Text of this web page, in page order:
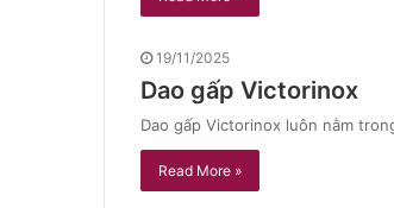
19/11/2025
Dao gấp Victorinox
Dao gấp Victorinox luôn nằm
Read More »